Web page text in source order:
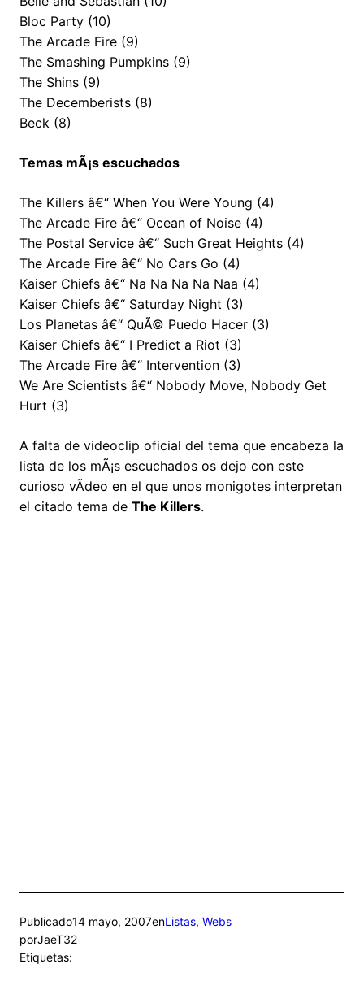
Bloc Party (10)
The Arcade Fire (9)
The Smashing Pumpkins (9)
The Shins (9)
The Decemberists (8)
Beck (8)
Temas mÃ¡s escuchados
The Killers â€“ When You Were Young (4)
The Arcade Fire â€“ Ocean of Noise (4)
The Postal Service â€“ Such Great Heights (4)
The Arcade Fire â€“ No Cars Go (4)
Kaiser Chiefs â€“ Na Na Na Na Naa (4)
Kaiser Chiefs â€“ Saturday Night (3)
Los Planetas â€“ QuÃ© Puedo Hacer (3)
Kaiser Chiefs â€“ I Predict a Riot (3)
The Arcade Fire â€“ Intervention (3)
We Are Scientists â€“ Nobody Move, Nobody Get
Hurt (3)
A falta de videoclip oficial del tema que encabeza la
lista de los mÃ¡s escuchados os dejo con este
curioso vÃ­deo en el que unos monigotes interpretan
el citado tema de The Killers.
Publicado14 mayo, 2007enListas, Webs
porJaeT32
Etiquetas: